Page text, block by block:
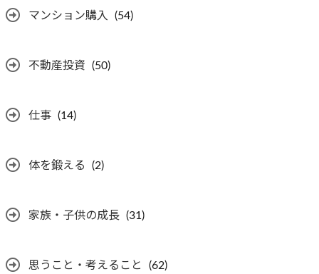
マンション購入 (54)
不動産投資 (50)
仕事 (14)
体を鍛える (2)
家族・子供の成長 (31)
思うこと・考えること (62)